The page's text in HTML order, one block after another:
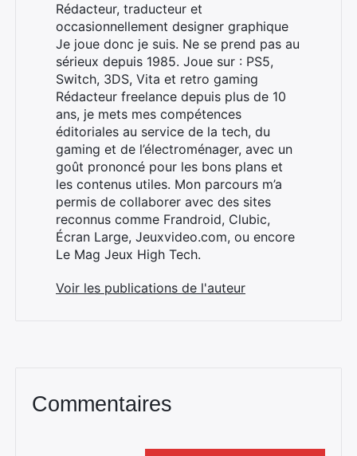
Rédacteur, traducteur et
occasionnellement designer graphique
Je joue donc je suis. Ne se prend pas au
sérieux depuis 1985. Joue sur : PS5,
Switch, 3DS, Vita et retro gaming
Rédacteur freelance depuis plus de 10
ans, je mets mes compétences
éditoriales au service de la tech, du
gaming et de l’électroménager, avec un
goût prononcé pour les bons plans et
les contenus utiles. Mon parcours m’a
permis de collaborer avec des sites
reconnus comme Frandroid, Clubic,
Écran Large, Jeuxvideo.com, ou encore
Le Mag Jeux High Tech.
Voir les publications de l'auteur
Commentaires